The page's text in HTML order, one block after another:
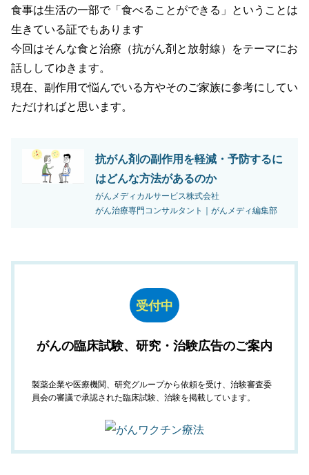
食事は生活の一部で「食べることができる」ということは
生きている証でもあります
今回はそんな食と治療（抗がん剤と放射線）をテーマにお
話ししてゆきます。
現在、副作用で悩んでいる方やそのご家族に参考にしてい
ただければと思います。
抗がん剤の副作用を軽減・予防するに
はどんな方法があるのか
がんメディカルサービス株式会社
がん治療専門コンサルタント｜がんメディ編集部
受付中
がんの臨床試験、研究・治験広告のご案内
製薬企業や医療機関、研究グループから依頼を受け、治験審査委
員会の審議で承認された臨床試験、治験を掲載しています。